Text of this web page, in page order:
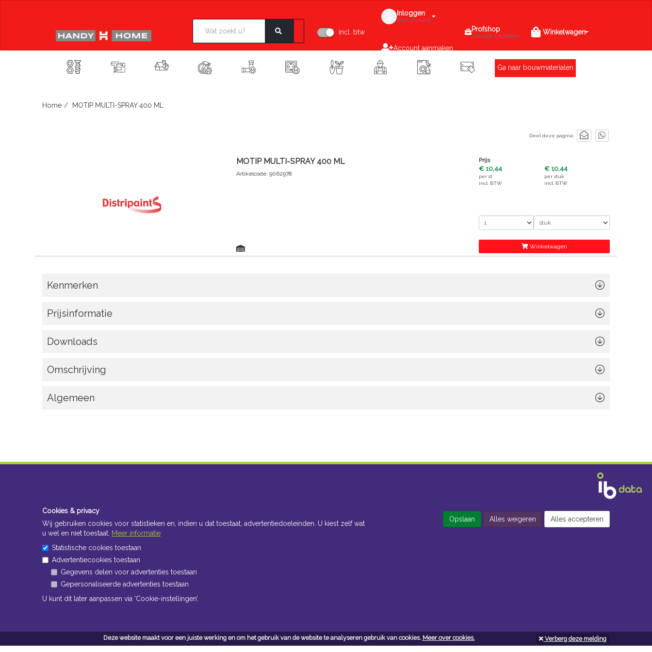
Deze website maakt voor een juiste werking en om het gebruik van de website te analyseren gebruik van cookies. Meer over cookies. Verberg deze melding
incl. btw
Inloggen
Mijn account
Account aanmaken
Profshop
Zakelijk bestellen Winkelwagen
Ga naar bouwmaterialen
Home MOTIP MULTI-SPRAY 400 ML
Deel deze pagina:
MOTIP MULTI-SPRAY 400 ML
Artikelcode: 9062978
Prijs
€ 10,44
per st
incl. BTW
€ 10,44
per stuk
incl. BTW
Winkelwagen
Kenmerken
Prijsinformatie
Downloads
Omschrijving
Algemeen
Contacteer ons Openingsuren toonzaal Openingsuren doe-het-zelf
Cookies & privacy
Wij gebruiken cookies voor statistieken en, indien u dat toestaat, advertentiedoeleinden. U kiest zelf wat
u wel en niet toestaat. Meer informatie
Statistische cookies toestaan
Advertentiecookies toestaan
Gegevens delen voor advertenties toestaan
Gepersonaliseerde advertenties toestaan
U kunt dit later aanpassen via ‘Cookie-instellingen’.
Opslaan Alles weigeren Alles accepteren